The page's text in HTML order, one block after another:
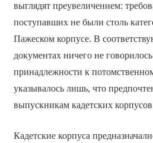
выглядят преувеличением:
поступавших не были столь
Пажеском корпусе. В
документах ничего не
принадлежности к
указывалось лишь, что
выпускникам кадетских
Кадетские корпуса